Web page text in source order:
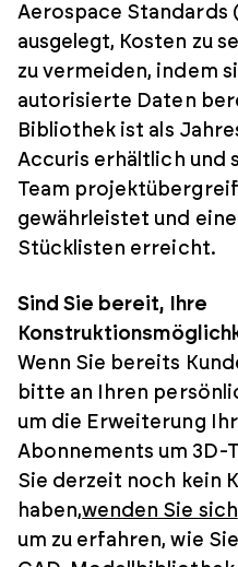
Aerospace Standards
ausgelegt, Kosten zu
zu vermeiden, indem
autorisierte Daten
Bibliothek ist als
Accuris erhältlich und
Team
gewährleistet und
Stücklisten erreicht.
Sind Sie bereit, Ihre
Wenn Sie bereits
bitte an Ihren
um die Erweiterung
Abonnements um 3D-
Sie derzeit noch kein
haben,wenden Sie sich
um zu erfahren, wie